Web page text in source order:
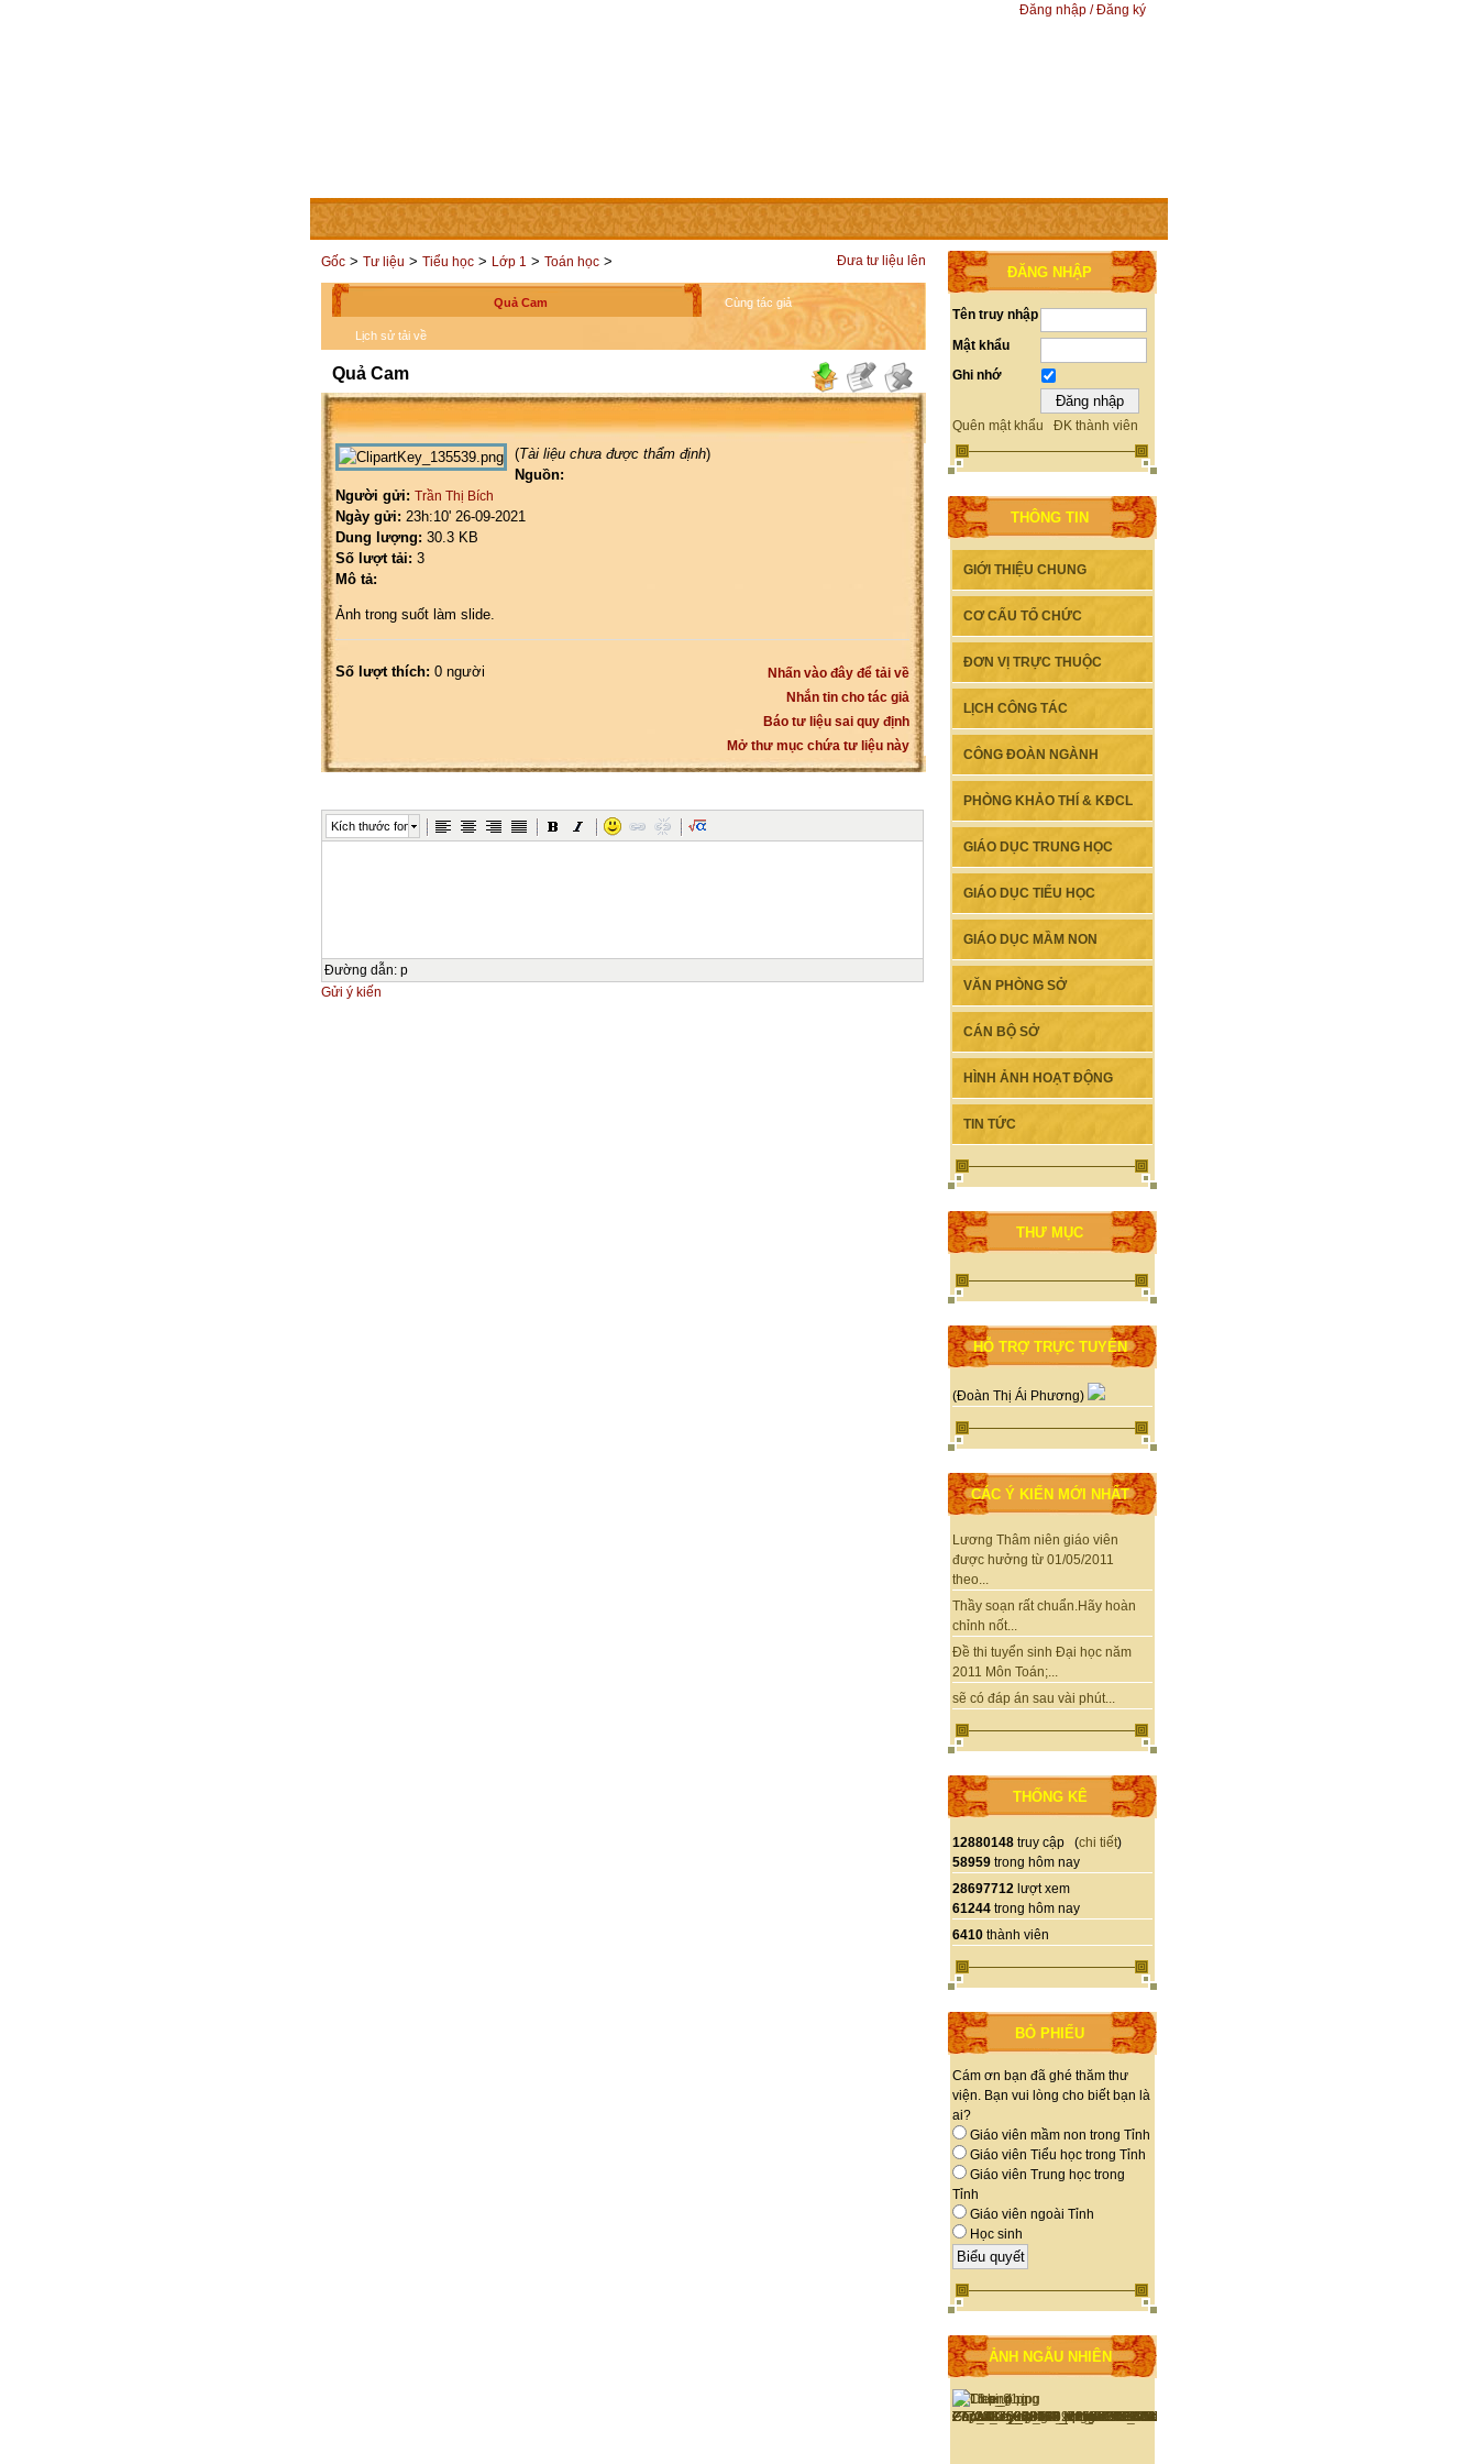
Đăng nhập / Đăng ký
TRANG CHỦ THÀNH VIÊN LIÊN HỆ CÁC TRANG TRỰC THUỘC
ĐĂNG NHẬP
Tên truy nhập
Mật khẩu
Ghi nhớ
Quên mật khẩu ĐK thành viên
THÔNG TIN
GIỚI THIỆU CHUNG
CƠ CẤU TỔ CHỨC
ĐƠN VỊ TRỰC THUỘC
LỊCH CÔNG TÁC
CÔNG ĐOÀN NGÀNH
PHÒNG KHẢO THÍ & KĐCL
GIÁO DỤC TRUNG HỌC
GIÁO DỤC TIỂU HỌC
GIÁO DỤC MẦM NON
VĂN PHÒNG SỞ
CÁN BỘ SỞ
HÌNH ẢNH HOẠT ĐỘNG
TIN TỨC
THƯ MỤC
HỖ TRỢ TRỰC TUYẾN
(Đoàn Thị Ái Phương)
CÁC Ý KIẾN MỚI NHẤT
Lương Thâm niên giáo viên
được hưởng từ 01/05/2011
theo...
Thầy soạn rất chuẩn.Hãy hoàn
chỉnh nốt...
Đề thi tuyển sinh Đại học năm
2011 Môn Toán;...
sẽ có đáp án sau vài phút...
THỐNG KÊ
12880148 truy cập (chi tiết)
58959 trong hôm nay
28697712 lượt xem
61244 trong hôm nay
6410 thành viên
BỎ PHIẾU
Cám ơn bạn đã ghé thăm thư
viện. Bạn vui lòng cho biết bạn là
ai?
Giáo viên mầm non trong Tỉnh
Giáo viên Tiểu học trong Tỉnh
Giáo viên Trung học trong
Tỉnh
Giáo viên ngoài Tỉnh
Học sinh
ẢNH NGẪU NHIÊN
Đưa tư liệu lên
Gốc > Tư liệu > Tiểu học > Lớp 1 > Toán học >
Quả Cam Cùng tác giả
Lịch sử tải về
Quả Cam
(Tài liệu chưa được thẩm định)
Nguồn:
Người gửi: Trần Thị Bích
Ngày gửi: 23h:10' 26-09-2021
Dung lượng: 30.3 KB
Số lượt tải: 3
Mô tả:
Ảnh trong suốt làm slide.
Nhấn vào đây để tải về
Nhắn tin cho tác giả
Báo tư liệu sai quy định
Mở thư mục chứa tư liệu này
Số lượt thích: 0 người
Kích thước font
Đường dẫn: p
Gửi ý kiến